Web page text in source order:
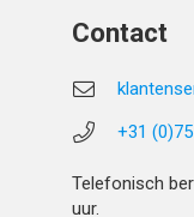
Contact
+31
Telefonisch
uur.